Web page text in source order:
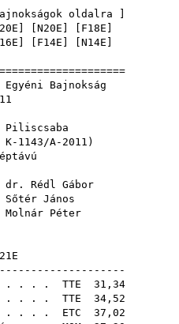
oldalra
N20E F18E
F14E N14E
Bajnokság
Piliscsaba
1143/A-2011)
dr. Rédl Gábor
Sőtér János
Molnár Péter
. . . . TTE 31,34
. . . . TTE 34,52
. . . ETC 37,02